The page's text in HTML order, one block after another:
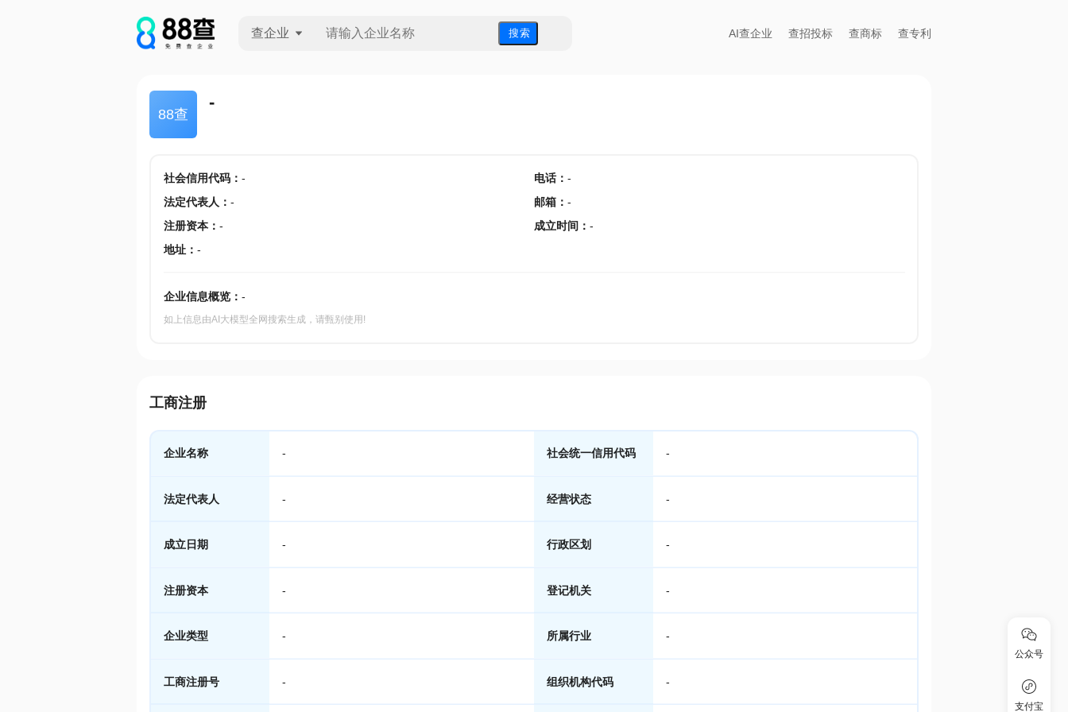
查企业 搜 索 AI查企业 查招投标 查商标 查专利
88查
-
社会信用代码： - 电话： -
法定代表人 ： - 邮箱 ： -
注册资本： - 成立时间 ： -
地址： -
企业信息概览： -
如上信息由AI大模型全网搜索生成，请甄别使用!
工商注册
企业名称 - 社会统一信用代码 -
法定代表人 - 经营状态 -
成立日期 - 行政区划 -
注册资本 - 登记机关 -
企业类型 - 所属行业 -
工商注册号 - 组织机构代码 -
公众号
支付宝